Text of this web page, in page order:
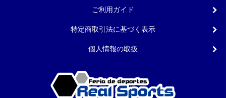
ご利用ガイド
特定商取引法に基づく表示
個人情報の取扱